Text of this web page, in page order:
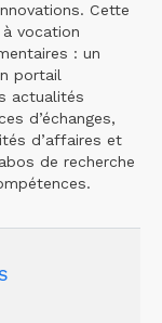
Cette
vocation
: un
portail
actualités
d’échanges,
d’affaires et
de recherche